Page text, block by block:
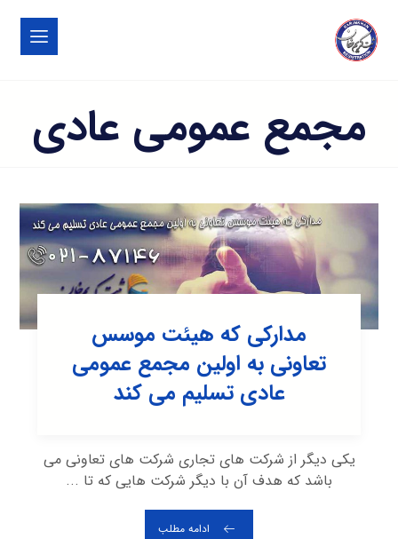
مجمع عمومی عادی
مدارکی که هیئت موسس
تعاونی به اولین مجمع عمومی
عادی تسلیم می کند
یکی دیگر از شرکت های تجاری شرکت های تعاونی می
باشد که هدف آن با دیگر شرکت هایی که تا ...
ادامه مطلب